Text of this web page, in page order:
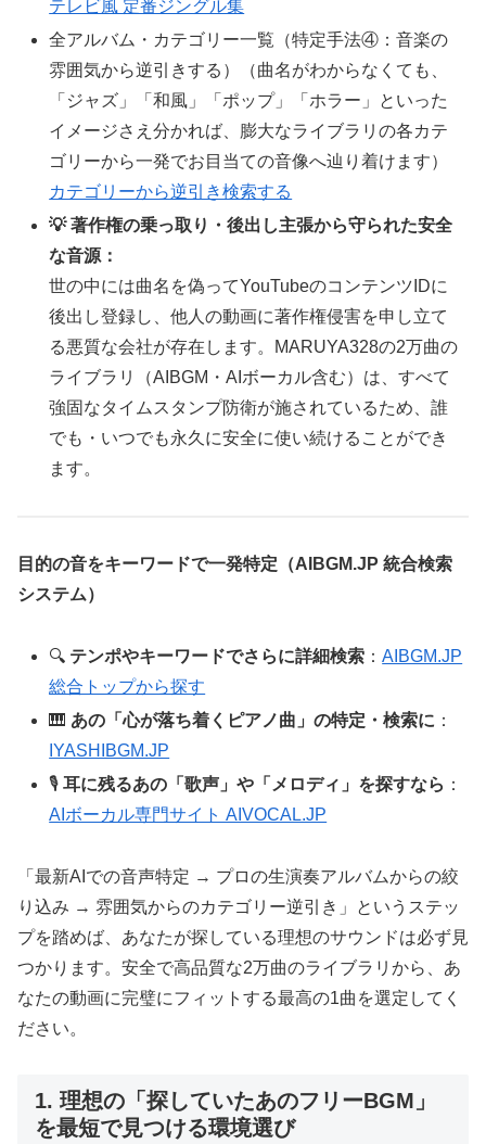
テレビ風 定番ジングル集
全アルバム・カテゴリー一覧（特定手法④：音楽の
雰囲気から逆引きする）（曲名がわからなくても、
「ジャズ」「和風」「ポップ」「ホラー」といった
イメージさえ分かれば、膨大なライブラリの各カテ
ゴリーから一発でお目当ての音像へ辿り着けます）
カテゴリーから逆引き検索する
💡 著作権の乗っ取り・後出し主張から守られた安全
な音源：
世の中には曲名を偽ってYouTubeのコンテンツIDに
後出し登録し、他人の動画に著作権侵害を申し立て
る悪質な会社が存在します。MARUYA328の2万曲の
ライブラリ（AIBGM・AIボーカル含む）は、すべて
強固なタイムスタンプ防衛が施されているため、誰
でも・いつでも永久に安全に使い続けることができ
ます。
目的の音をキーワードで一発特定（AIBGM.JP 統合検索
システム）
🔍 テンポやキーワードでさらに詳細検索 ：AIBGM.JP
総合トップから探す
🎹 あの「心が落ち着くピアノ曲」の特定・検索に ：
IYASHIBGM.JP
🎙️耳に残るあの「歌声」や「メロディ」を探すなら ：
AIボーカル専門サイト AIVOCAL.JP
「最新AIでの音声特定 → プロの生演奏アルバムからの絞
り込み → 雰囲気からのカテゴリー逆引き」というステッ
プを踏めば、あなたが探している理想のサウンドは必ず見
つかります。安全で高品質な2万曲のライブラリから、あ
なたの動画に完璧にフィットする最高の1曲を選定してく
ださい。
1. 理想の「探していたあのフリーBGM」
を最短で見つける環境選び